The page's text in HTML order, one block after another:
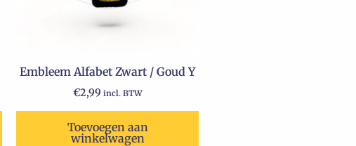
Embleem Alfabet Zwart / Goud Y
€2,99 incl. BTW
Toevoegen aan
winkelwagen